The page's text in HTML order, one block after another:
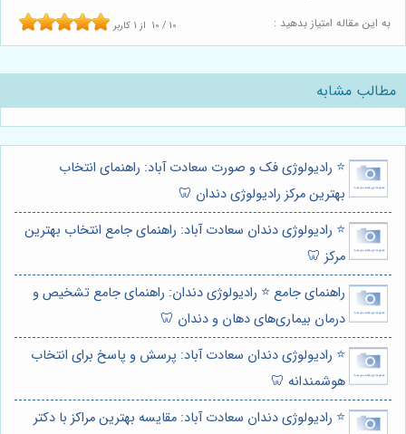
به این مقاله امتیاز بدهید : 10 / 10 از 1 کاربر
مطالب مشابه
⭐️ رادیولوژی فک و صورت سعادت آباد: راهنمای انتخاب
بهترین مرکز رادیولوژی دندان 🦷
⭐️ رادیولوژی دندان سعادت آباد: راهنمای جامع انتخاب بهترین
مرکز 🦷
راهنمای جامع ⭐️ رادیولوژی دندان: راهنمای جامع تشخیص و
درمان بیماری‌های دهان و دندان 🦷
⭐️ رادیولوژی دندان سعادت آباد: پرسش و پاسخ برای انتخاب
هوشمندانه 🦷
⭐️ رادیولوژی دندان سعادت آباد: مقایسه بهترین مراکز با دکتر